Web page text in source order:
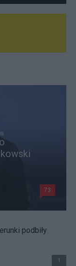
73
podbiły
1